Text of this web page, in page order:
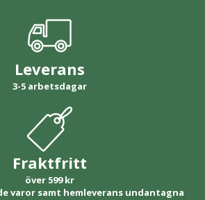
Leverans
3-5 arbetsdagar
Fraktfritt
över 599 kr
varor samt hemleverans undantagna